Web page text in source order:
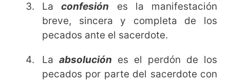
Laconfesión es la manifestación
breve, sincera y completa de los
pecados ante el sacerdote.
La absolución es el perdón de los
pecados por parte del sacerdote con